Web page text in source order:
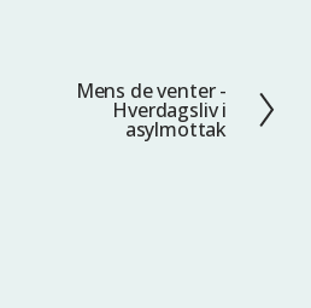
Mens de venter -
Hverdagsliv i
asylmottak